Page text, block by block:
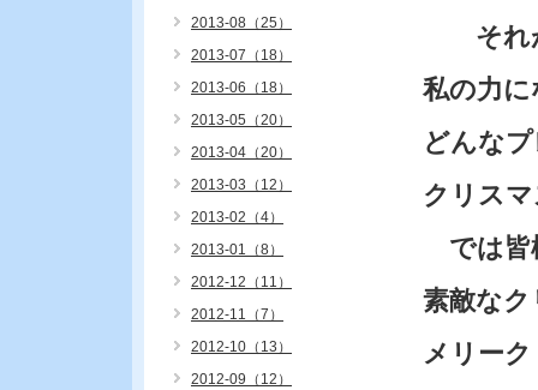
それが
私の力に
どんなプ
クリスマ
では皆
素敵なク
メリーク
2013-08（25）
2013-07（18）
2013-06（18）
2013-05（20）
2013-04（20）
2013-03（12）
2013-02（4）
2013-01（8）
2012-12（11）
2012-11（7）
2012-10（13）
2012-09（12）